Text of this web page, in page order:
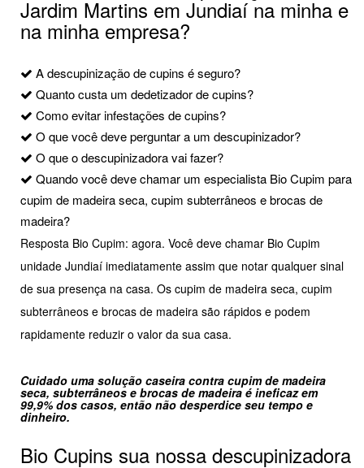
Jardim Martins em Jundiaí na minha e
na minha empresa?
A descupinização de cupins é seguro?
Quanto custa um dedetizador de cupins?
Como evitar infestações de cupins?
O que você deve perguntar a um descupinizador?
O que o descupinizadora vai fazer?
Quando você deve chamar um especialista Bio Cupim para
cupim de madeira seca, cupim subterrâneos e brocas de
madeira?
Resposta Bio Cupim: agora. Você deve chamar Bio Cupim
unidade Jundiaí imediatamente assim que notar qualquer sinal
de sua presença na casa. Os cupim de madeira seca, cupim
subterrâneos e brocas de madeira são rápidos e podem
rapidamente reduzir o valor da sua casa.
Cuidado uma solução caseira contra cupim de madeira
seca, subterrâneos e brocas de madeira é ineficaz em
99,9% dos casos, então não desperdice seu tempo e
dinheiro.
Bio Cupins sua nossa descupinizadora